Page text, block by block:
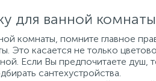
для ванной комнаты
комнаты, помните главное
Это касается не только
Если Вы предпочитаете душ,
сантехустройства.